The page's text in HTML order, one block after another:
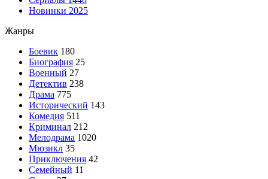
Новинки 2025
Жанры
Боевик 180
Биография 25
Военный 27
Детектив 238
Драма 775
Исторический 143
Комедия 511
Криминал 212
Мелодрама 1020
Мюзикл 35
Приключения 42
Семейный 11